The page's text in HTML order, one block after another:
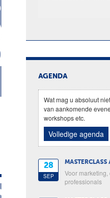
AGENDA
Wat mag u absoluut
van aankomende
workshops etc.
Volledige agenda
28
SEP
MASTERCLASS
Voor
professionals